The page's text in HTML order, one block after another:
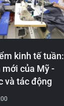
kinh tế tuần:
mới của Mỹ -
và tác động